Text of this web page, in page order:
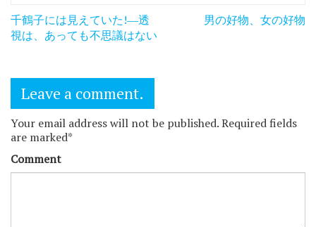
投
稿
ビ
ゲ
ー
シ
ョ
千鶴子には見えていた!―透
視は、あっても不思議はない
男の好物、女の好物
Leave a comment.
Your email address will not be published. Required fields
are marked*
Comment